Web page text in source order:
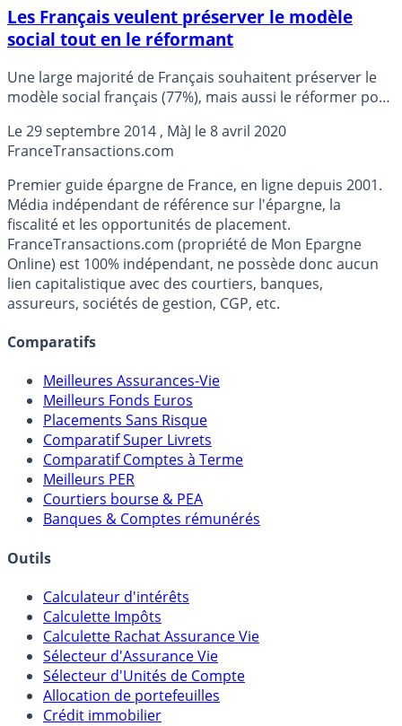
Les Français veulent préserver le modèle
social tout en le réformant
Une large majorité de Français souhaitent préserver le
modèle social français (77%), mais aussi le réformer pour
pour Ernst § Young et Acteurs publics, publié lundi.
Le29 septembre 2014 , MàJ le8 avril 2020
FranceTransactions.com
Premier guide épargne de France, en ligne depuis 2001.
Média indépendant de référence sur l'épargne, la
fiscalité et les opportunités de placement.
FranceTransactions.com (propriété de Mon Epargne
Online) est 100% indépendant, ne possède donc aucun
lien capitalistique avec des courtiers, banques,
assureurs, sociétés de gestion, CGP, etc.
Comparatifs
Meilleures Assurances-Vie
Meilleurs Fonds Euros
Placements Sans Risque
Comparatif Super Livrets
Comparatif Comptes à Terme
Meilleurs PER
Courtiers bourse & PEA
Banques & Comptes rémunérés
Outils
Calculateur d'intérêts
Calculette Impôts
Calculette Rachat Assurance Vie
Sélecteur d'Assurance Vie
Sélecteur d'Unités de Compte
Allocation de portefeuilles
Crédit immobilier